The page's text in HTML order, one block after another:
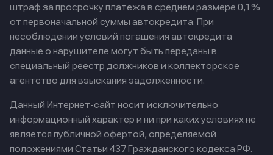
штраф за просрочку платежа в среднем размере 0,1%
от первоначальной суммы автокредита. При
несоблюдении условий погашения автокредита
данные о нарушителе могут быть переданы в
специальный реестр должников и коллекторское
агентство для взыскания задолженности.
Данный Интернет-сайт носит исключительно
информационный характер и ни при каких условиях не
является публичной офертой, определяемой
положениями Статьи 437 Гражданского кодекса РФ.